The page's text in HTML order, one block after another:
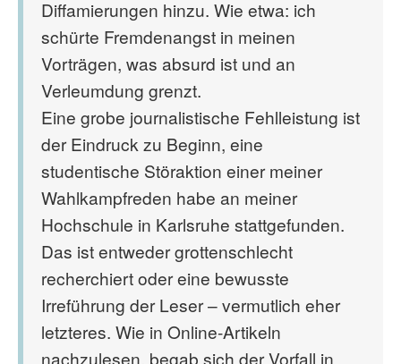
Diffamierungen hinzu. Wie etwa: ich
schürte Fremdenangst in meinen
Vorträgen, was absurd ist und an
Verleumdung grenzt.
Eine grobe journalistische Fehlleistung ist
der Eindruck zu Beginn, eine
studentische Störaktion einer meiner
Wahlkampfreden habe an meiner
Hochschule in Karlsruhe stattgefunden.
Das ist entweder grottenschlecht
recherchiert oder eine bewusste
Irreführung der Leser – vermutlich eher
letzteres. Wie in Online-Artikeln
nachzulesen, begab sich der Vorfall in